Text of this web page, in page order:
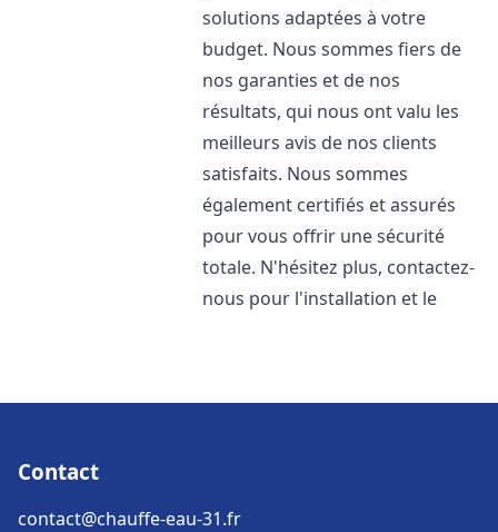
solutions adaptées à votre
budget. Nous sommes fiers de
nos garanties et de nos
résultats, qui nous ont valu les
meilleurs avis de nos clients
satisfaits. Nous sommes
également certifiés et assurés
pour vous offrir une sécurité
totale. N'hésitez plus, contactez-
nous pour l'installation et le
Contact
contact@chauffe-eau-31.fr